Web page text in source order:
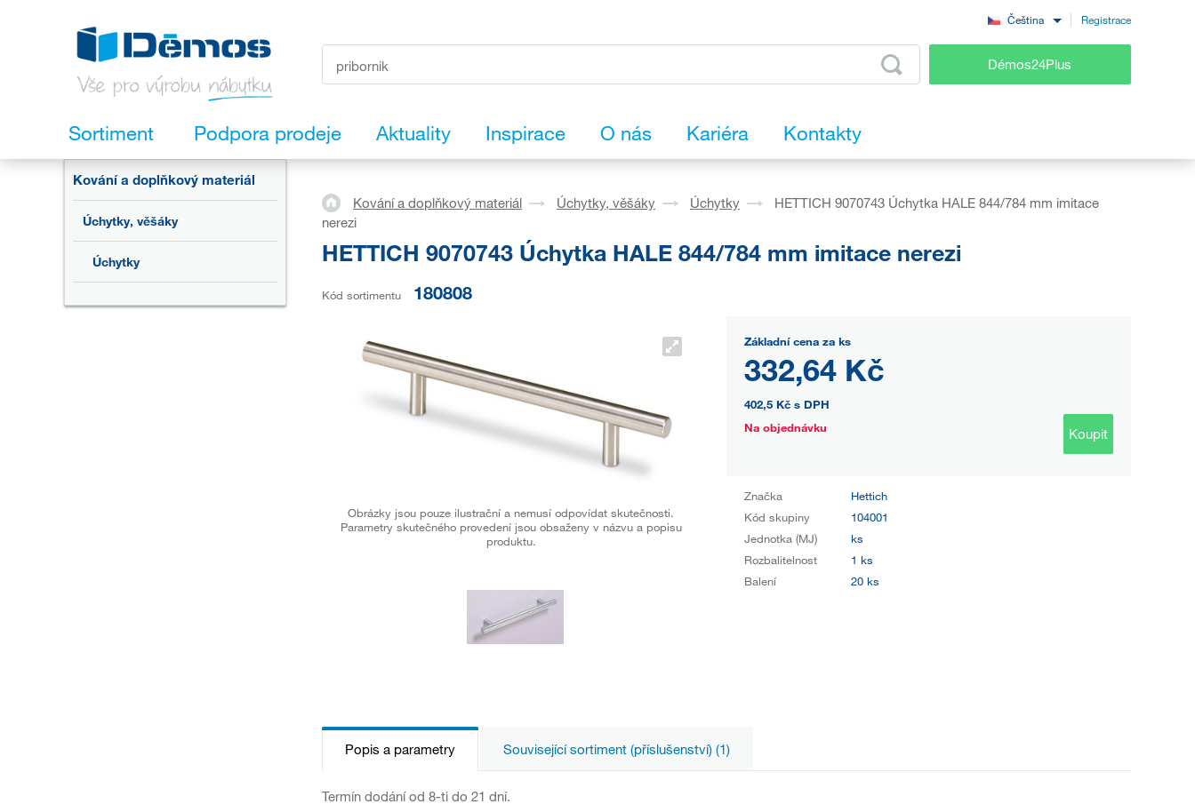
Čeština Registrace
Démos24Plus
Sortiment Podpora prodeje Aktuality Inspirace O nás Kariéra Kontakty
Kování a doplňkový materiál
Úchytky, věšáky
Úchytky
Kování a doplňkový materiál Úchytky, věšáky Úchytky
HETTICH 9070743 Úchytka HALE 844/784 mm imitace
nerezi
HETTICH 9070743 Úchytka HALE 844/784 mm imitace nerezi
Kód sortimentu 180808
Obrázky jsou pouze ilustrační a nemusí odpovídat skutečnosti.
Parametry skutečného provedení jsou obsaženy v názvu a popisu
produktu.
Základní cena za ks
332,64 Kč
402,5 Kč s DPH
Na objednávku
Koupit
Značka
Hettich
Kód skupiny
104001
Jednotka (MJ)
ks
Rozbalitelnost
1 ks
Balení
20 ks
Popis a parametry Související sortiment (příslušenství) (1)
Termín dodání od 8-ti do 21 dní.